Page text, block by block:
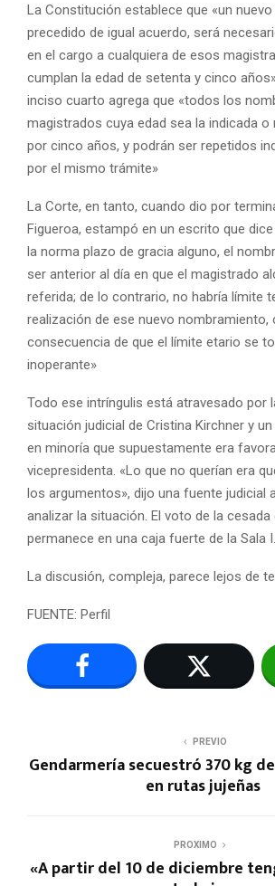
La Constitución establece que «un
precedido de igual acuerdo, será
en el cargo a cualquiera de esos
cumplan la edad de setenta y cinco
inciso cuarto agrega que «todos los
magistrados cuya edad sea la indicada o
por cinco años, y podrán ser repetidos
por el mismo trámite»
La Corte, en tanto, cuando dio por
Figueroa, estampó en un escrito que
la norma plazo de gracia alguno, el
ser anterior al día en que el magistrado
referida; de lo contrario, no habría límite
realización de ese nuevo nombramiento,
consecuencia de que el límite etario se
inoperante»
Todo ese intríngulis está atravesado por
situación judicial de Cristina Kirchner y
en minoría que supuestamente era
vicepresidenta. «Lo que no querían era
los argumentos», dijo una fuente judicial
analizar la situación. El voto de la
permanece en una caja fuerte de la Sala I.
La discusión, compleja, parece lejos de
FUENTE: Perfil
PREVIO
Gendarmería secuestró 370 kg
en rutas jujeñas
PROXIMO
«A partir del 10 de diciembre